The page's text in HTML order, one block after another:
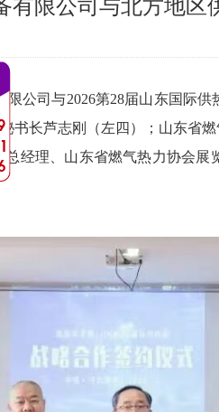
公司与2026第28届山东国际
书长芦志刚（左四）；山东省
经理、山东省燃气热力协会